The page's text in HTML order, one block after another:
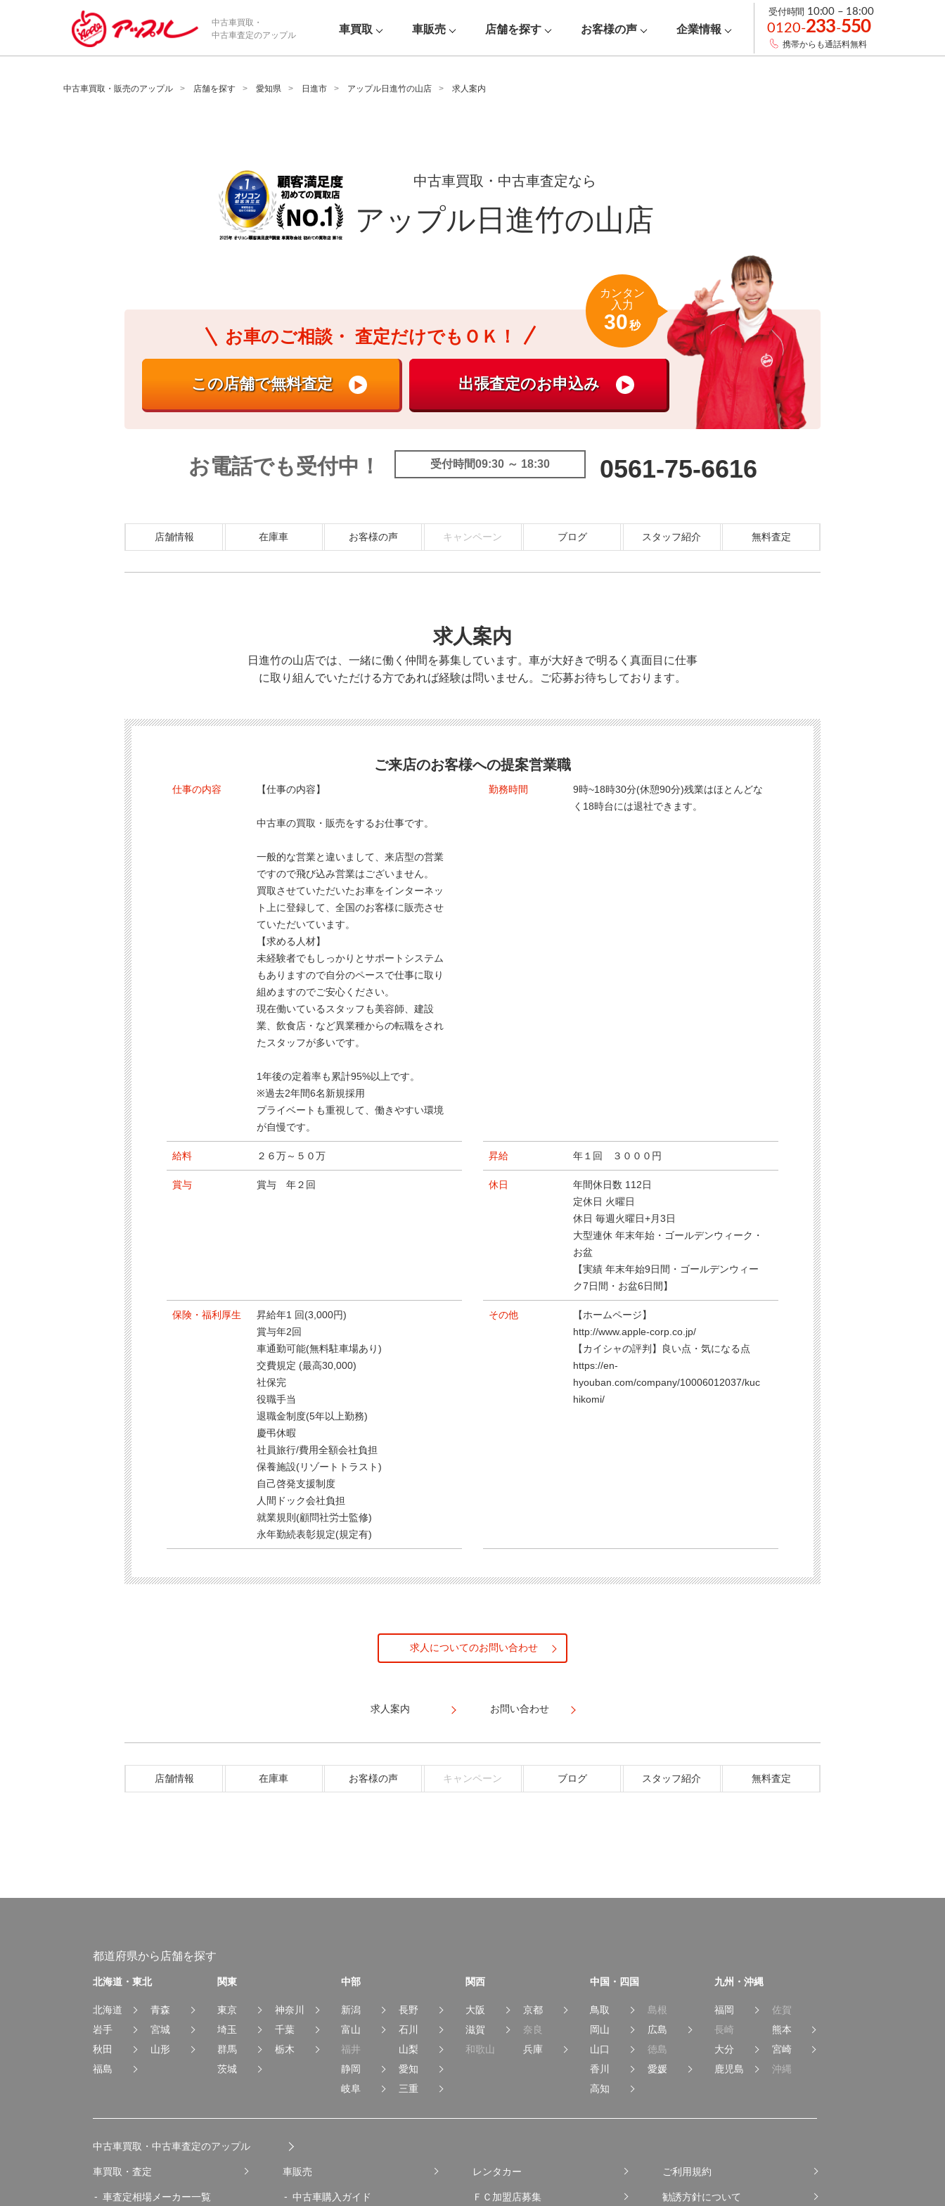
/*ABテスト_新規査定フォームの為のCVボタン*/
中古車買取・
中古車査定のアップル
車買取 車販売 店舗を探す お客様の声 企業情報
受付時間 10:00 – 18:00
0120-233-550
携帯からも通話料無料
中古車買取・販売のアップル 店舗を探す 愛知県 日進市 アップル日進竹の山店 求人案内
中古車買取・中古車査定なら
アップル日進竹の山店
お車のご相談・ 査定だけでもＯＫ！
カンタン
入力
30秒
お電話でも受付中！ 受付時間09:30 ～ 18:30 0561-75-6616
店舗情報 在庫車 お客様の声 キャンペーン ブログ スタッフ紹介 無料査定
求人案内
日進竹の山店では、一緒に働く仲間を募集しています。車が大好きで明るく真面目に仕事
に取り組んでいただける方であれば経験は問いません。ご応募お待ちしております。
ご来店のお客様への提案営業職
仕事の内容 【仕事の内容】
中古車の買取・販売をするお仕事です。
一般的な営業と違いまして、来店型の営業
ですので飛び込み営業はございません。
買取させていただいたお車をインターネッ
ト上に登録して、全国のお客様に販売させ
ていただいています。
【求める人材】
未経験者でもしっかりとサポートシステム
もありますので自分のペースで仕事に取り
組めますのでご安心ください。
現在働いているスタッフも美容師、建設
業、飲食店・など異業種からの転職をされ
たスタッフが多いです。
1年後の定着率も累計95%以上です。
※過去2年間6名新規採用
プライベートも重視して、働きやすい環境
が自慢です。
勤務時間
9時~18時30分(休憩90分)残業はほとんどな
く18時台には退社できます。
給料 ２６万～５０万 昇給 年１回 ３０００円
賞与 賞与 年２回 休日
年間休日数 112日
定休日 火曜日
休日 毎週火曜日+月3日
大型連休 年末年始・ゴールデンウィーク・
お盆
【実績 年末年始9日間・ゴールデンウィー
ク7日間・お盆6日間】
保険・福利厚生
昇給年1 回(3,000円)
賞与年2回
車通勤可能(無料駐車場あり)
交費規定 (最高30,000)
社保完
役職手当
退職金制度(5年以上勤務)
慶弔休暇
社員旅行/費用全額会社負担
保養施設(リゾートトラスト)
自己啓発支援制度
人間ドック会社負担
就業規則(顧問社労士監修)
永年勤続表彰規定(規定有)
その他
【ホームページ】
http://www.apple-corp.co.jp/
【カイシャの評判】良い点・気になる点
https://en-
hyouban.com/company/10006012037/kuc
hikomi/
求人についてのお問い合わせ
求人案内 お問い合わせ
店舗情報 在庫車 お客様の声 キャンペーン ブログ スタッフ紹介 無料査定
都道府県から店舗を探す
北海道・東北
北海道
青森
岩手
宮城
秋田
山形
福島
関東
東京
神奈川
埼玉
千葉
群馬
栃木
茨城
中部
新潟
長野
富山
石川
福井
山梨
静岡
愛知
岐阜
三重
関西
大阪
京都
滋賀
奈良
和歌山
兵庫
中国・四国
鳥取
島根
岡山
広島
山口
徳島
香川
愛媛
高知
九州・沖縄
福岡
佐賀
長崎
熊本
大分
宮崎
鹿児島
沖縄
中古車買取・中古車査定のアップル
車買取・査定
車査定相場メーカー一覧
車販売
中古車購入ガイド
レンタカー
ＦＣ加盟店募集
ご利用規約
勧誘方針について